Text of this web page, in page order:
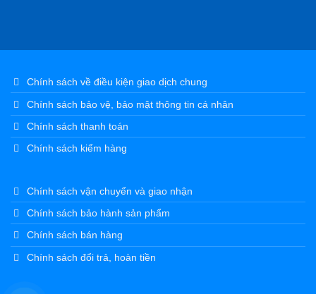
Chính sách về điều kiện giao dịch chung
Chính sách bảo vệ, bảo mật thông tin cá nhân
Chính sách thanh toán
Chính sách kiểm hàng
Chính sách vận chuyển và giao nhận
Chính sách bảo hành sản phẩm
Chính sách bán hàng
Chính sách đổi trả, hoàn tiền